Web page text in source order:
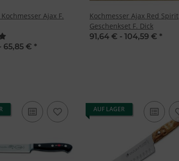
Ajax F.
65,85 € *
Kochmesser Ajax Red Spirit
Geschenkset F. Dick
91,64 € - 104,59 € *
AUF LAGER